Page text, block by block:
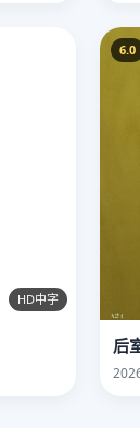
HD中字
6.0
后